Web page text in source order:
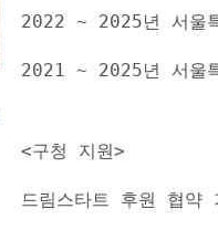
2022 ~ 2025년 서울특
2021 ~ 2025년 서울
<구청 지원>
드림스타트 후원 협약